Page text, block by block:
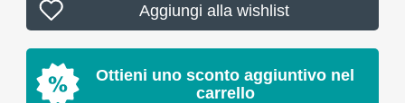
Aggiungi alla wishlist
Ottieni uno sconto aggiuntivo nel
carrello